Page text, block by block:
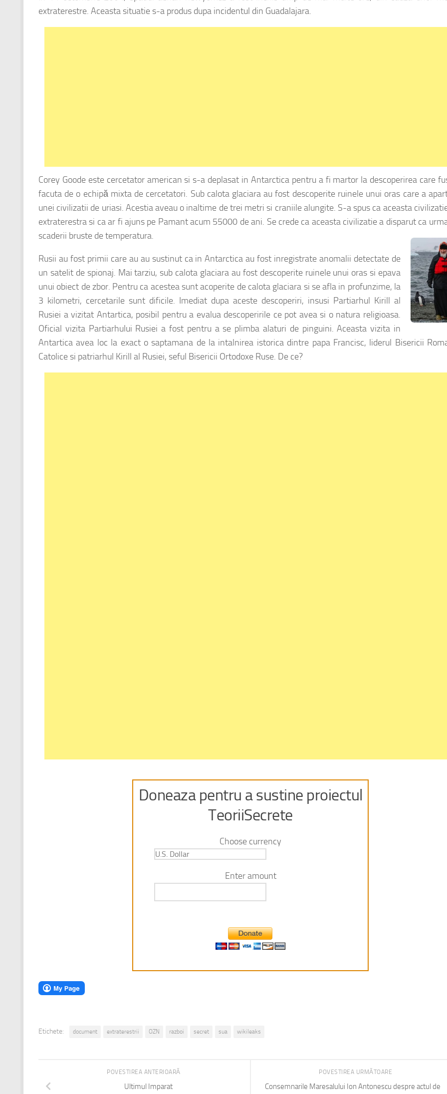
extraterestre. Aceasta situatie s-a produs dupa incidentul din Guadalajara.
Corey Goode este cercetator american si s-a deplasat in Antarctica pentru a fi martor la descoperirea care
facuta de o echipă mixta de cercetatori. Sub calota glaciara au fost descoperite ruinele unui oras care a
unei civilizatii de uriasi. Acestia aveau o inaltime de trei metri si craniile alungite. S-a spus ca aceasta
extraterestra si ca ar fi ajuns pe Pamant acum 55000 de ani. Se crede ca aceasta civilizatie a disparut ca
scaderii bruste de temperatura.
Rusii au fost primii care au au sustinut ca in Antarctica au fost inregistrate anomalii detectate de
un satelit de spionaj. Mai tarziu, sub calota glaciara au fost descoperite ruinele unui oras si epava
unui obiect de zbor. Pentru ca acestea sunt acoperite de calota glaciara si se afla in profunzime, la
3 kilometri, cercetarile sunt dificile. Imediat dupa aceste descoperiri, insusi Partiarhul Kirill al
Rusiei a vizitat Antartica, posibil pentru a evalua descoperirile ce pot avea si o natura religioasa.
Oficial vizita Partiarhului Rusiei a fost pentru a se plimba alaturi de pinguini. Aceasta vizita in
Antartica avea loc la exact o saptamana de la intalnirea istorica dintre papa Francisc, liderul Bisericii
Catolice si patriarhul Kirill al Rusiei, seful Bisericii Ortodoxe Ruse. De ce?
Doneaza pentru a sustine proiectul
TeoriiSecrete
Choose currency
Enter amount
Etichete: document extraterestrii OZN razboi secret sua wikileaks
POVESTIREA URMĂTOARE
Consemnarile Maresalului Ion Antonescu despre actul de
POVESTIREA ANTERIOARĂ
Ultimul Imparat